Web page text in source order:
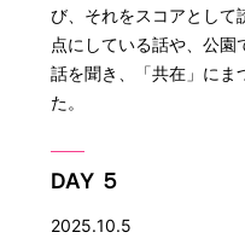
び、それをスコアとして
点にしている話や、公園
話を聞き、「共在」にま
た。
DAY ５
2025.10.5